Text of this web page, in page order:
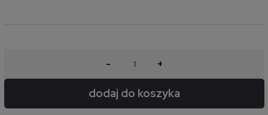
- +
dodaj do koszyka